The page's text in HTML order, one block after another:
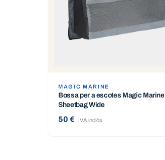
MAGIC MARINE
Bossa per a escotes Magic Marine
Sheetbag Wide
50 € IVA inclòs